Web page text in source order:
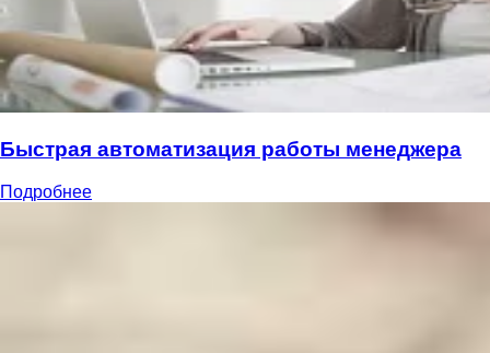
Быстрая автоматизация работы менеджера
Подробнее